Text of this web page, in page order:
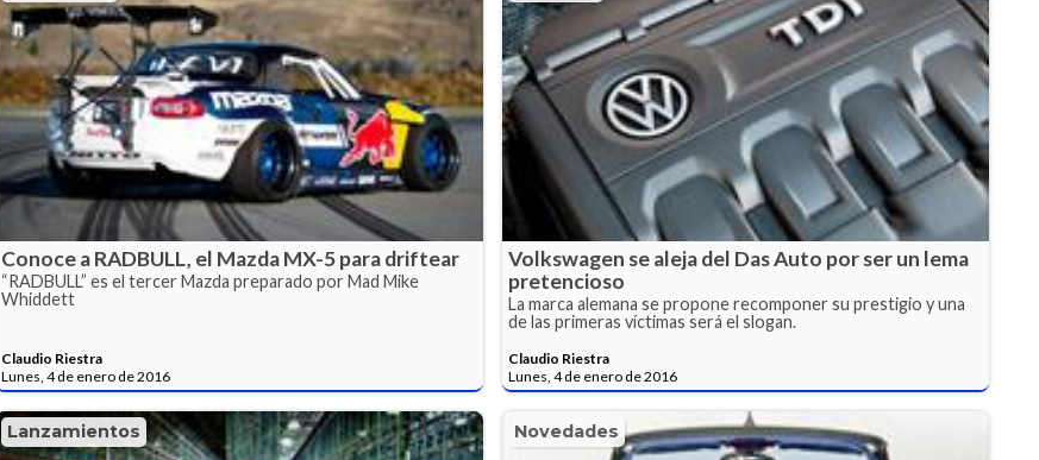
Conoce a RADBULL, el Mazda MX-5 para driftear
“RADBULL” es el tercer Mazda preparado por Mad Mike
Whiddett
Claudio Riestra
Lunes, 4 de enero de 2016
Volkswagen se aleja del Das Auto por ser un lema
pretencioso
La marca alemana se propone recomponer su prestigio y una
de las primeras víctimas será el slogan.
Claudio Riestra
Lunes, 4 de enero de 2016
Lanzamientos Novedades